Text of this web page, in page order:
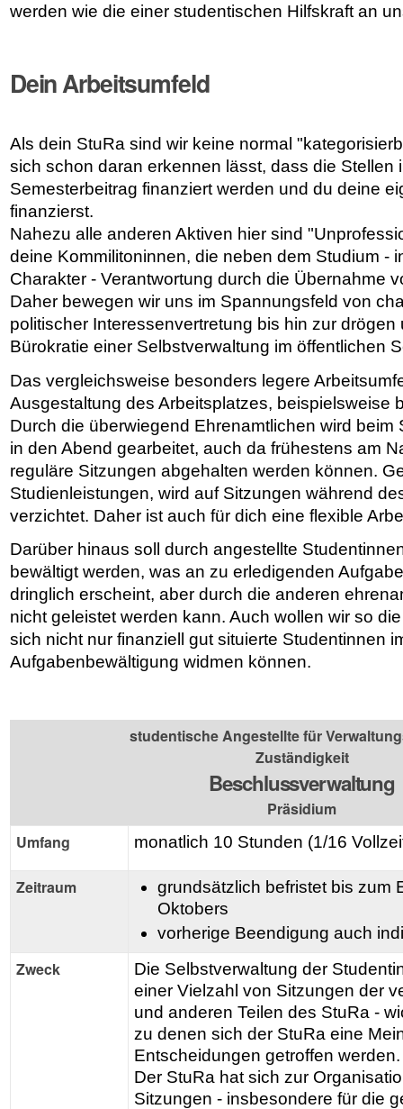
werden wie die einer studentischen Hilfskraft an
Dein Arbeitsumfeld
Als dein StuRa sind wir keine normal
sich schon daran erkennen lässt, dass die Stellen
Semesterbeitrag finanziert werden und du deine
finanzierst.
Nahezu alle anderen Aktiven hier sind
deine Kommilitoninnen, die neben dem Studium -
Charakter - Verantwortung durch die Übernahme
Daher bewegen wir uns im Spannungsfeld von
politischer Interessenvertretung bis hin zur
Bürokratie einer Selbstverwaltung im öffentlichen
Das vergleichsweise besonders legere
Ausgestaltung des Arbeitsplatzes, beispielsweise
Durch die überwiegend Ehrenamtlichen wird beim
in den Abend gearbeitet, auch da frühestens am
reguläre Sitzungen abgehalten werden können.
Studienleistungen, wird auf Sitzungen während
verzichtet. Daher ist auch für dich eine flexible
Darüber hinaus soll durch angestellte
bewältigt werden, was an zu erledigenden
dringlich erscheint, aber durch die anderen
nicht geleistet werden kann. Auch wollen wir so
sich nicht nur finanziell gut situierte Studentinnen
Aufgabenbewältigung widmen können.
studentische Angestellte für
Zuständigkeit
Beschlussverwaltung
Präsidium
Umfang
monatlich 10 Stunden (1/16
Zeitraum
grundsätzlich befristet bis zum
Oktobers
vorherige Beendigung auch
Zweck
Die Selbstverwaltung der
einer Vielzahl von Sitzungen der
und anderen Teilen des StuRa -
zu denen sich der StuRa eine
Entscheidungen getroffen werden.
Der StuRa hat sich zur
Sitzungen - insbesondere für die